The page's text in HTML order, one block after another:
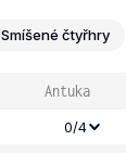
Smíšené čtyřhry
Antuka
0/4